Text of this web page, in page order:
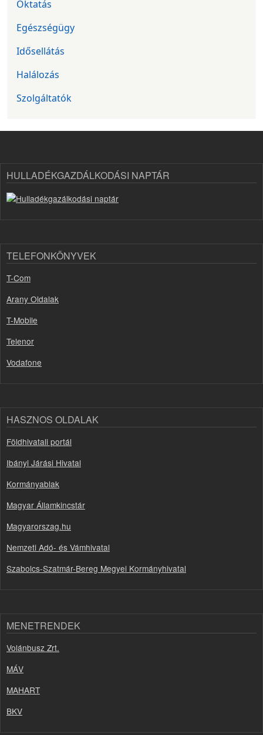
Oktatás
Egészségügy
Idősellátás
Halálozás
Szolgáltatók
HULLADÉKGAZDÁLKODÁSI NAPTÁR
TELEFONKÖNYVEK
T-Com
Arany Oldalak
T-Mobile
Telenor
Vodafone
HASZNOS OLDALAK
Földhivatali portál
Ibányi Járási Hivatal
Kormányablak
Magyar Államkincstár
Magyarorszag.hu
Nemzeti Adó- és Vámhivatal
Szabolcs-Szatmár-Bereg Megyei Kormányhivatal
MENETRENDEK
Volánbusz Zrt.
MÁV
MAHART
BKV